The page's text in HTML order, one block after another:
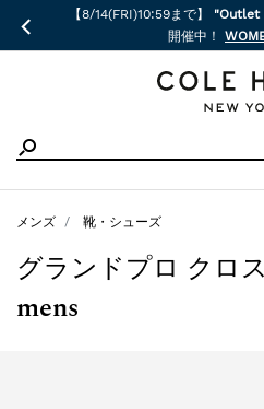
【8/14(FRI)10:59まで】
"Outlet
開催中！
メンズ 靴・シューズ
グランドプロ クロ
mens